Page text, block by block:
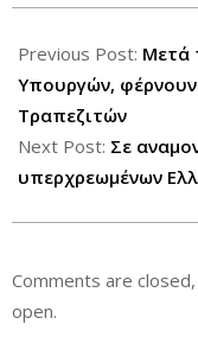
12-
10
Previous Post: Μετά
Υπουργών,
Τραπεζιτών
Next Post: Σε
υπερχρεωμένων
Comments are
open.